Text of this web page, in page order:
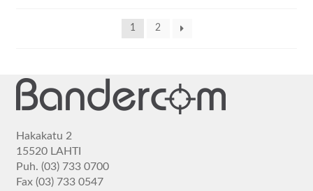
1 2
Hakakatu 2
15520 LAHTI
Puh. (03) 733 0700
Fax (03) 733 0547